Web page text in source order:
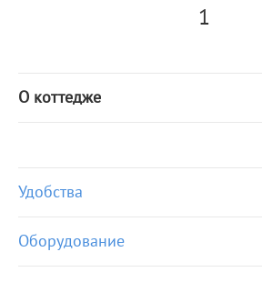
1
О коттедже
Удобства
Оборудование